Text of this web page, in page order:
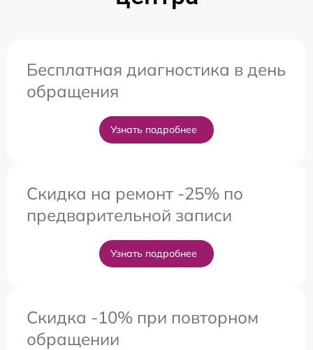
Бесплатная диагностика в день
обращения
Узнать подробнее
Скидка на ремонт -25% по
предварительной записи
Узнать подробнее
Скидка -10% при повторном
обращении